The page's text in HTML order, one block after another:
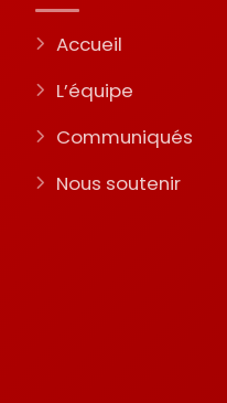
Accueil
L’équipe
Communiqués
Nous soutenir